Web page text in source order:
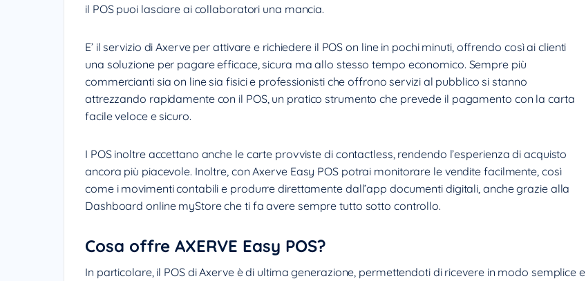
il POS puoi lasciare ai collaboratori una mancia.
E’ il servizio di Axerve per attivare e richiedere il POS on line in pochi minuti, offrendo così ai clienti
una soluzione per pagare efficace, sicura ma allo stesso tempo economico. Sempre più
commercianti sia on line sia fisici e professionisti che offrono servizi al pubblico si stanno
attrezzando rapidamente con il POS, un pratico strumento che prevede il pagamento con la carta
facile veloce e sicuro.
I POS inoltre accettano anche le carte provviste di contactless, rendendo l’esperienza di acquisto
ancora più piacevole. Inoltre, con Axerve Easy POS potrai monitorare le vendite facilmente, così
come i movimenti contabili e produrre direttamente dall’app documenti digitali, anche grazie alla
Dashboard online myStore che ti fa avere sempre tutto sotto controllo.
Cosa offre AXERVE Easy POS?
In particolare, il POS di Axerve è di ultima generazione, permettendoti di ricevere in modo semplice e